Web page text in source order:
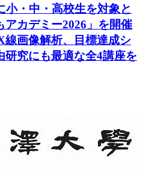
小・中・高校生を対象と
アカデミー2026」を開催
画像解析、目標達成シ
研究にも最適な全4講座を